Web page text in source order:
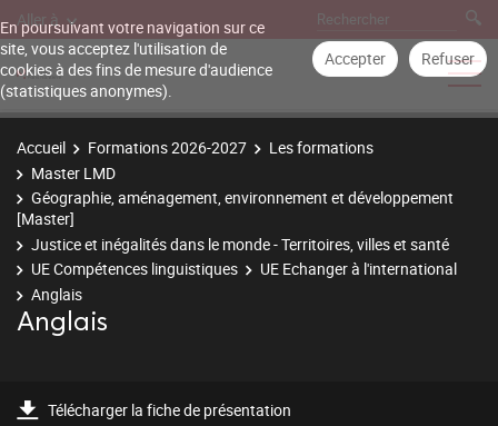
En poursuivant votre navigation sur ce
site, vous acceptez l'utilisation de
cookies à des fins de mesure d'audience
(statistiques anonymes).
Accepter Refuser
Aller à
Accueil Formations 2026-2027
Les formations
Master LMD
Géographie, aménagement, environnement et développement
[Master]
Justice et inégalités dans le monde - Territoires, villes et santé
UE Compétences linguistiques
UE Echanger à l'international
Anglais
Anglais
Télécharger la fiche de présentation